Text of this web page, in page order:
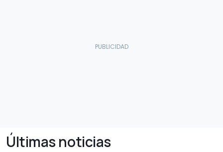
Últimas noticias